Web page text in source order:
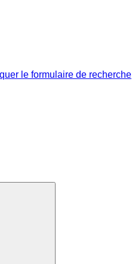
le formulaire de recherche